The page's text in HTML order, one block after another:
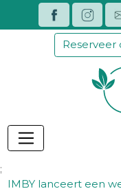
Reserveer
;
IMBY lanceert een